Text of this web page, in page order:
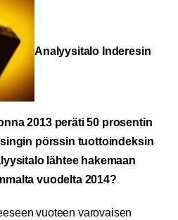
Analyysitalo Inderesin
2013 peräti 50 prosentin
pörssin tuottoindeksin
lähtee hakemaan
vuodelta 2014?
vuoteen varovaisen